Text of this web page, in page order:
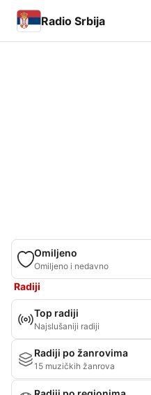
Radio Srbija
Omiljeno
Omiljeno i nedavno
Radiji
Top radiji
Najslušaniji radiji
Radiji po žanrovima
15 muzičkih žanrova